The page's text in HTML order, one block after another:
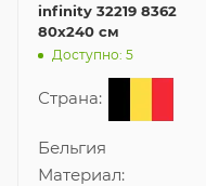
infinity 32219 8362
80x240 см
Доступно: 5
Страна:
Бельгия
Материал: